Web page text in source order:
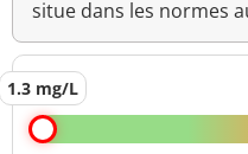
situe dans les normes
1.3 mg/L